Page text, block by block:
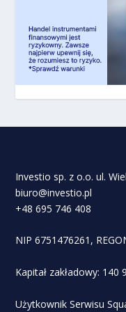
Investio sp. z o.o. ul.
biuro@investio.pl
+48 695 746 408
NIP 6751476261,
Kapitał zakładowy: 140
Użytkownik Serwisu